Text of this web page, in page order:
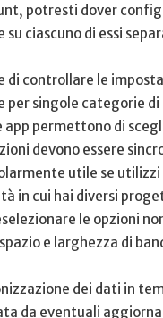
potresti dover
su ciascuno di essi
di controllare le
per singole categorie di⁤
app permettono di
devono ‌essere
utile se utilizzi‍
in cui hai diversi
le opzioni
e larghezza di
​dei ⁣dati in
da eventuali‌